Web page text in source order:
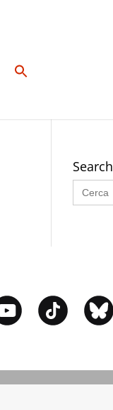
Search
Search
for: